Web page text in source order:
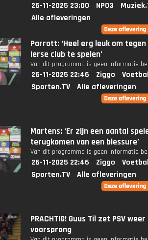
26-11-2025 23:00 NPO3
Alle afleveringen
Parrott: ‘Heel erg leuk om tegen
Ierse club te spelen’
Van dit programma is geen informatie
26-11-2025 22:46 Ziggo
Sporten.TV
Alle afleveringen
Martens: ‘Er zijn een aantal
terugkomen van een blessure’
Van dit programma is geen informatie
26-11-2025 22:46 Ziggo
Sporten.TV
Alle afleveringen
PRACHTIG! Guus Til zet PSV
voorsprong